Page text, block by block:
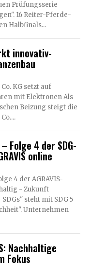
Prüfungsserie
16 Reiter-Pferde-
Halbfinals...
innovativ-
KG setzt auf
mit Elektronen Als
Beizung steigt die
Folge 4 der SDG-
online
4 der AGRAVIS-
- Zukunft
steht mit SDG 5
Unternehmen
Nachhaltige
Fokus